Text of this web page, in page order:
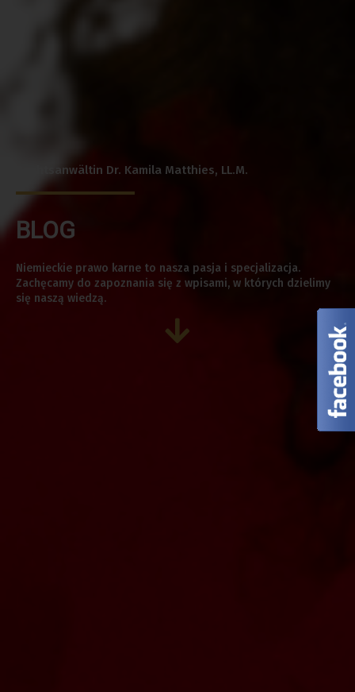
Rechtsanwältin Dr. Kamila Matthies, LL.M.
BLOG
Niemieckie prawo karne to nasza pasja i specjalizacja.
Zachęcamy do zapoznania się z wpisami, w których dzielimy
się naszą wiedzą.